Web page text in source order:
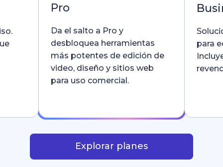
Pro
Da el salto a Pro y
desbloquea herramientas
más potentes de edición de
video, diseño y sitios web
para uso comercial.
para
Explorar planes